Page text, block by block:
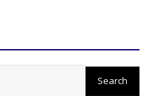
करोड़ों की